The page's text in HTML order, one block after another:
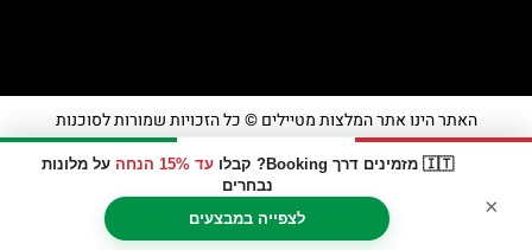
🇮🇹 מזמינים דרך Booking? קבלו עד 15% הנחה
על מלונות
נבחרים
לצפייה במבצעים
×
האתר הינו אתר המלצות מטיילים © כל הזכויות שמורות לסוכנות
מדיניות פרטיות